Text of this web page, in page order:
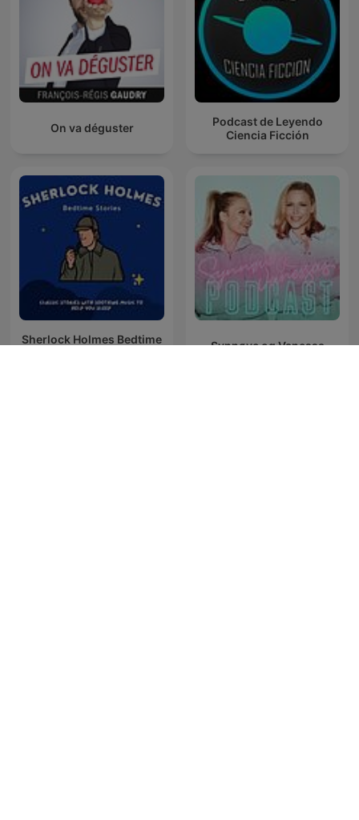
On va déguster
Podcast de Leyendo
Ciencia Ficción
Sherlock Holmes Bedtime
Synnøve og Vanessa